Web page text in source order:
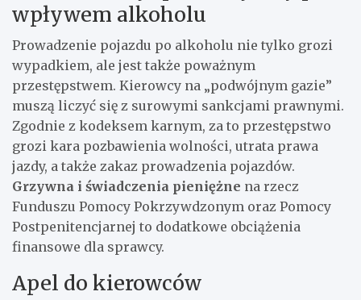
wpływem alkoholu
Prowadzenie pojazdu po alkoholu nie tylko grozi
wypadkiem, ale jest także poważnym
przestępstwem. Kierowcy na „podwójnym gazie”
muszą liczyć się z surowymi sankcjami prawnymi.
Zgodnie z kodeksem karnym, za to przestępstwo
grozi kara pozbawienia wolności, utrata prawa
jazdy, a także zakaz prowadzenia pojazdów.
Grzywna i świadczenia pieniężne na rzecz
Funduszu Pomocy Pokrzywdzonym oraz Pomocy
Postpenitencjarnej to dodatkowe obciążenia
finansowe dla sprawcy.
Apel do kierowców